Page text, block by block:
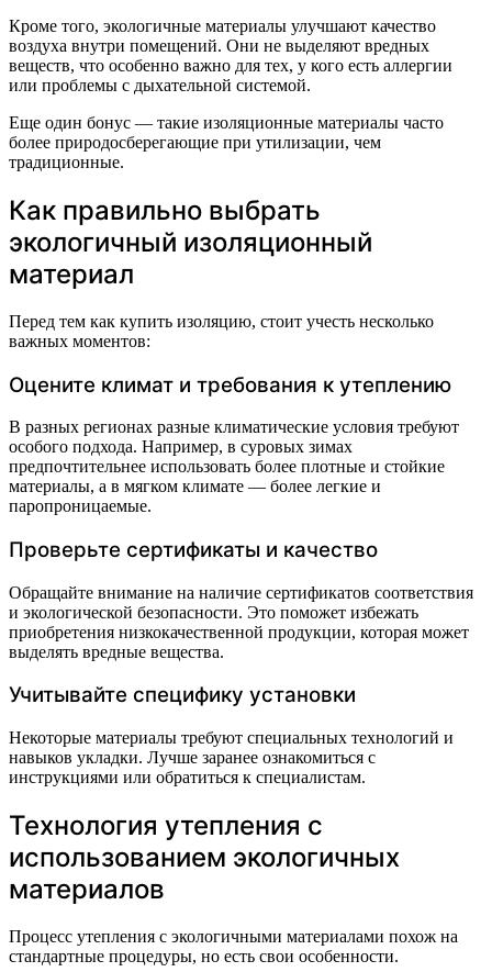
Кроме того, экологичные материалы улучшают качество
воздуха внутри помещений. Они не выделяют вредных
веществ, что особенно важно для тех, у кого есть аллергии
или проблемы с дыхательной системой.
Еще один бонус — такие изоляционные материалы часто
более природосберегающие при утилизации, чем
традиционные.
Как правильно выбрать
экологичный изоляционный
материал
Перед тем как купить изоляцию, стоит учесть несколько
важных моментов:
Оцените климат и требования к утеплению
В разных регионах разные климатические условия требуют
особого подхода. Например, в суровых зимах
предпочтительнее использовать более плотные и стойкие
материалы, а в мягком климате — более легкие и
паропроницаемые.
Проверьте сертификаты и качество
Обращайте внимание на наличие сертификатов соответствия
и экологической безопасности. Это поможет избежать
приобретения низкокачественной продукции, которая может
выделять вредные вещества.
Учитывайте специфику установки
Некоторые материалы требуют специальных технологий и
навыков укладки. Лучше заранее ознакомиться с
инструкциями или обратиться к специалистам.
Технология утепления с
использованием экологичных
материалов
Процесс утепления с экологичными материалами похож на
стандартные процедуры, но есть свои особенности.